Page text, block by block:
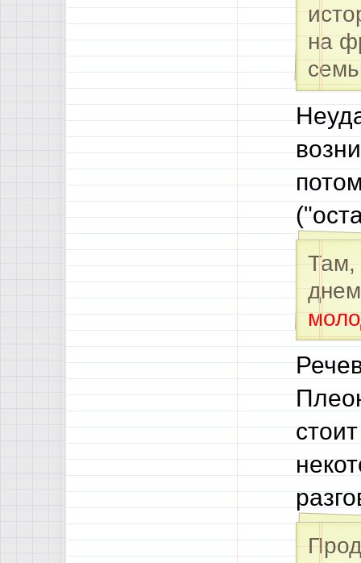
на
Там,